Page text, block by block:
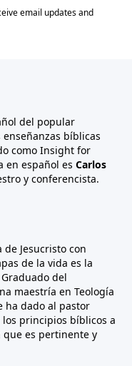
del popular
bíblicas
como Insight for
en español es Carlos
y conferencista.
Jesucristo con
de la vida es la
del
maestría en Teología
ha dado al pastor
principios bíblicos a
es pertinente y